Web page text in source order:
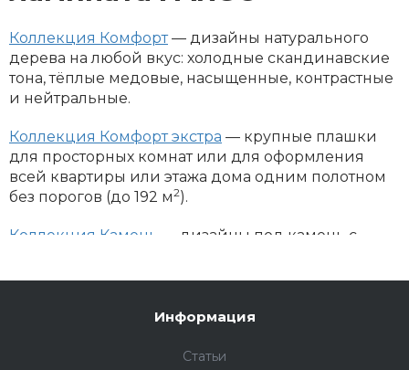
Коллекция Комфорт— дизайны натурального
дерева на любой вкус: холодные скандинавские
тона, тёплые медовые, насыщенные, контрастные
и нейтральные.
Коллекция Комфорт экстра — крупные плашки
для просторных комнат или для оформления
всей квартиры или этажа дома одним полотном
без порогов (до 192 м2).
Коллекция Камень
— дизайны под камень с
помещений (бутиков, интерьерных салонов).
с возможностью укладки
Информация
Статьи